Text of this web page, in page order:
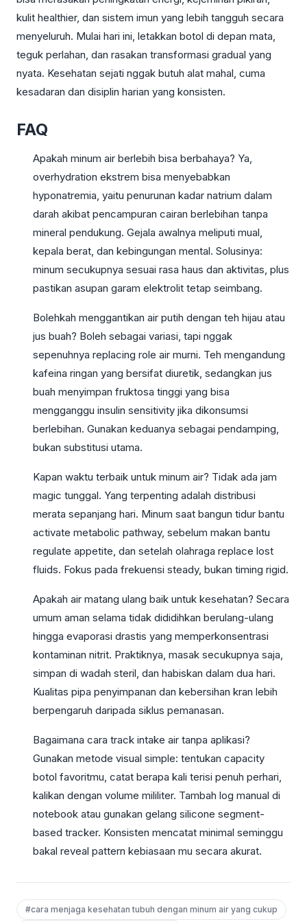
kulit healthier, dan sistem imun yang lebih tangguh secara
menyeluruh. Mulai hari ini, letakkan botol di depan mata,
teguk perlahan, dan rasakan transformasi gradual yang
nyata. Kesehatan sejati nggak butuh alat mahal, cuma
kesadaran dan disiplin harian yang konsisten.
FAQ
Apakah minum air berlebih bisa berbahaya? Ya,
overhydration ekstrem bisa menyebabkan
hyponatremia, yaitu penurunan kadar natrium dalam
darah akibat pencampuran cairan berlebihan tanpa
mineral pendukung. Gejala awalnya meliputi mual,
kepala berat, dan kebingungan mental. Solusinya:
minum secukupnya sesuai rasa haus dan aktivitas, plus
pastikan asupan garam elektrolit tetap seimbang.
Bolehkah menggantikan air putih dengan teh hijau atau
jus buah? Boleh sebagai variasi, tapi nggak
sepenuhnya replacing role air murni. Teh mengandung
kafeina ringan yang bersifat diuretik, sedangkan jus
buah menyimpan fruktosa tinggi yang bisa
mengganggu insulin sensitivity jika dikonsumsi
berlebihan. Gunakan keduanya sebagai pendamping,
bukan substitusi utama.
Kapan waktu terbaik untuk minum air? Tidak ada jam
magic tunggal. Yang terpenting adalah distribusi
merata sepanjang hari. Minum saat bangun tidur bantu
activate metabolic pathway, sebelum makan bantu
regulate appetite, dan setelah olahraga replace lost
fluids. Fokus pada frekuensi steady, bukan timing rigid.
Apakah air matang ulang baik untuk kesehatan? Secara
umum aman selama tidak dididihkan berulang-ulang
hingga evaporasi drastis yang memperkonsentrasi
kontaminan nitrit. Praktiknya, masak secukupnya saja,
simpan di wadah steril, dan habiskan dalam dua hari.
Kualitas pipa penyimpanan dan kebersihan kran lebih
berpengaruh daripada siklus pemanasan.
Bagaimana cara track intake air tanpa aplikasi?
Gunakan metode visual simple: tentukan capacity
botol favoritmu, catat berapa kali terisi penuh perhari,
kalikan dengan volume mililiter. Tambah log manual di
notebook atau gunakan gelang silicone segment-
based tracker. Konsisten mencatat minimal seminggu
bakal reveal pattern kebiasaan mu secara akurat.
#cara menjaga kesehatan tubuh dengan minum air yang cukup